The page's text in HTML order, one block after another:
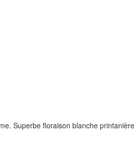
Superbe floraison blanche